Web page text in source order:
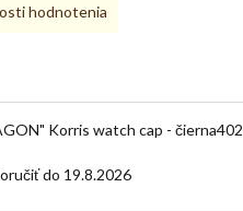
19.8.2026
Korris watch cap - čierna402
hodnotenia